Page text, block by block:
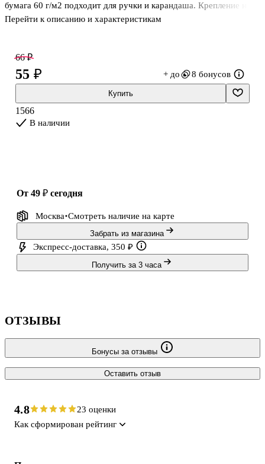
бумага 60 г/м2 подходит для ручки и карандаша. Крепление на
скрепке делает тетрадь тонкой и лёгкой. Товар представлен в
Перейти к описанию и характеристикам
66 ₽
55 ₽ + до 8 бонусов
Купить
1566
В наличии
от 49 ₽ сегодня
Москва Смотреть наличие на карте
Забрать из магазина
Экспресс-доставка, 350 ₽
Получить за 3 часа
ОТЗЫВЫ
Бонусы за отзывы
Оставить отзыв
4.8
23 оценки
Как сформирован рейтинг